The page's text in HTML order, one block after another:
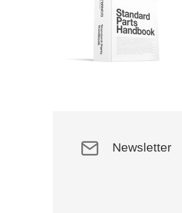
Newsletter